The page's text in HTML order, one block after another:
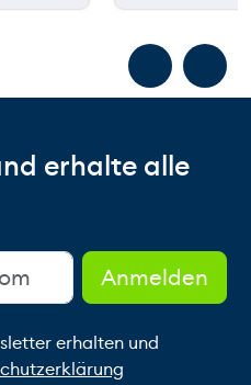
erhalte alle
erhalten und